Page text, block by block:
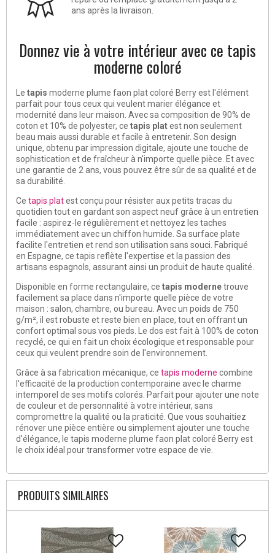
ans après la livraison.
Donnez vie à votre intérieur avec ce tapis
moderne coloré
Le tapis moderne plume faon plat coloré Berry est l'élément
parfait pour tous ceux qui veulent marier élégance et
modernité dans leur maison. Avec sa composition de 90% de
coton et 10% de polyester, ce tapis platest non seulement
beau mais aussi durable et facile à entretenir. Son design
unique, obtenu par impression digitale, ajoute une touche de
sophistication et de fraîcheur à n'importe quelle pièce. Et avec
une garantie de 2 ans, vous pouvez être sûr de sa qualité et de
sa durabilité.
Ce tapis platest conçu pour résister aux petits tracas du
quotidien tout en gardant son aspect neuf grâce à un entretien
facile : aspirez-le régulièrement et nettoyez les taches
immédiatement avec un chiffon humide. Sa surface plate
facilite l'entretien et rend son utilisation sans souci. Fabriqué
en Espagne, ce tapis reflète l'expertise et la passion des
artisans espagnols, assurant ainsi un produit de haute qualité.
Disponible en forme rectangulaire, ce tapis modernetrouve
facilement sa place dans n'importe quelle pièce de votre
maison : salon, chambre, ou bureau. Avec un poids de 750
g/m², il est robuste et reste bien en place, tout en offrant un
confort optimal sous vos pieds. Le dos est fait à 100% de coton
recyclé, ce qui en fait un choix écologique et responsable pour
ceux qui veulent prendre soin de l'environnement.
Grâce à sa fabrication mécanique, ce tapis moderne combine
l'efficacité de la production contemporaine avec le charme
intemporel de ses motifs colorés. Parfait pour ajouter une note
de couleur et de personnalité à votre intérieur, sans
compromettre la qualité ou la praticité. Que vous souhaitiez
rénover une pièce entière ou simplement ajouter une touche
d'élégance, le tapis moderne plume faon plat coloré Berry est
le choix idéal pour transformer votre espace de vie.
PRODUITS SIMILAIRES